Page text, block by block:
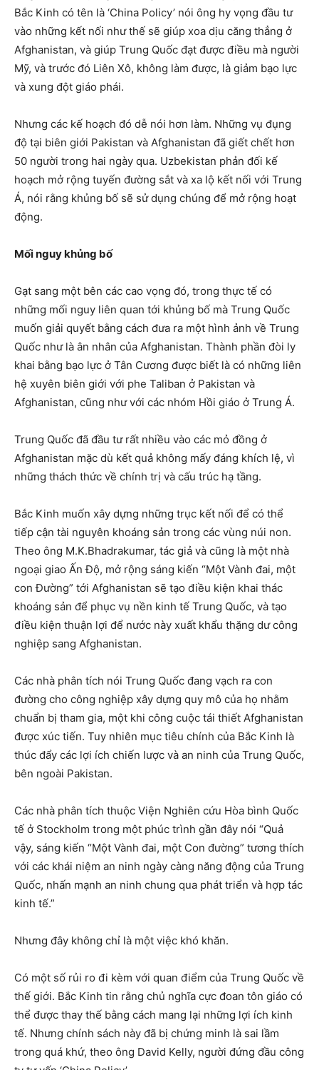
Bắc Kinh có tên là ‘China Policy’ nói ông hy vọng đầu tư
vào những kết nối như thế sẽ giúp xoa dịu căng thẳng ở
Afghanistan, và giúp Trung Quốc đạt được điều mà người
Mỹ, và trước đó Liên Xô, không làm được, là giảm bạo lực
và xung đột giáo phái.
Nhưng các kế hoạch đó dễ nói hơn làm. Những vụ đụng
độ tại biên giới Pakistan và Afghanistan đã giết chết hơn
50 người trong hai ngày qua. Uzbekistan phản đối kế
hoạch mở rộng tuyến đường sắt và xa lộ kết nối với Trung
Á, nói rằng khủng bố sẽ sử dụng chúng để mở rộng hoạt
động.
Mối nguy khủng bố
Gạt sang một bên các cao vọng đó, trong thực tế có
những mối nguy liên quan tới khủng bố mà Trung Quốc
muốn giải quyết bằng cách đưa ra một hình ảnh về Trung
Quốc như là ân nhân của Afghanistan. Thành phần đòi ly
khai bằng bạo lực ở Tân Cương được biết là có những liên
hệ xuyên biên giới với phe Taliban ở Pakistan và
Afghanistan, cũng như với các nhóm Hồi giáo ở Trung Á.
Trung Quốc đã đầu tư rất nhiều vào các mỏ đồng ở
Afghanistan mặc dù kết quả không mấy đáng khích lệ, vì
những thách thức về chính trị và cấu trúc hạ tầng.
Bắc Kinh muốn xây dựng những trục kết nối để có thể
tiếp cận tài nguyên khoáng sản trong các vùng núi non.
Theo ông M.K.Bhadrakumar, tác giả và cũng là một nhà
ngoại giao Ấn Độ, mở rộng sáng kiến “Một Vành đai, một
con Đường” tới Afghanistan sẽ tạo điều kiện khai thác
khoáng sản để phục vụ nền kinh tế Trung Quốc, và tạo
điều kiện thuận lợi để nước này xuất khẩu thặng dư công
nghiệp sang Afghanistan.
Các nhà phân tích nói Trung Quốc đang vạch ra con
đường cho công nghiệp xây dựng quy mô của họ nhằm
chuẩn bị tham gia, một khi công cuộc tái thiết Afghanistan
được xúc tiến. Tuy nhiên mục tiêu chính của Bắc Kinh là
thúc đẩy các lợi ích chiến lược và an ninh của Trung Quốc,
bên ngoài Pakistan.
Các nhà phân tích thuộc Viện Nghiên cứu Hòa bình Quốc
tế ở Stockholm trong một phúc trình gần đây nói “Quả
vậy, sáng kiến “Một Vành đai, một Con đường” tương thích
với các khái niệm an ninh ngày càng năng động của Trung
Quốc, nhấn mạnh an ninh chung qua phát triển và hợp tác
kinh tế.”
Nhưng đây không chỉ là một việc khó khăn.
Có một số rủi ro đi kèm với quan điểm của Trung Quốc về
thế giới. Bắc Kinh tin rằng chủ nghĩa cực đoan tôn giáo có
thể được thay thế bằng cách mang lại những lợi ích kinh
tế. Nhưng chính sách này đã bị chứng minh là sai lầm
trong quá khứ, theo ông David Kelly, người đứng đầu công